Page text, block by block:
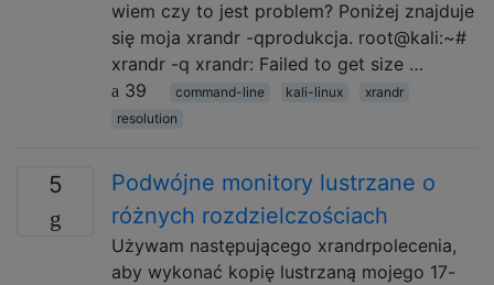
wiem czy to jest problem? Poniżej znajduje
się moja xrandr -qprodukcja. root@kali:~#
xrandr -q xrandr: Failed to get size …
39
command-line kali-linux
xrandr
resolution
5
Podwójne monitory lustrzane o
różnych rozdzielczościach
Używam następującego xrandrpolecenia,
aby wykonać kopię lustrzaną mojego 17-